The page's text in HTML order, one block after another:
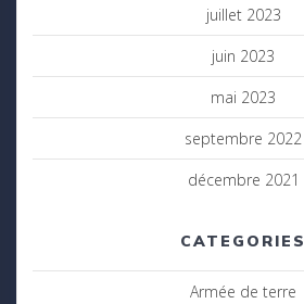
juillet 2023
juin 2023
mai 2023
septembre 2022
décembre 2021
CATEGORIES
Armée de terre